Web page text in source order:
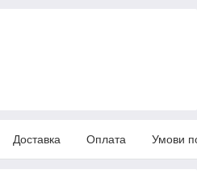
Доставка Оплата Умови